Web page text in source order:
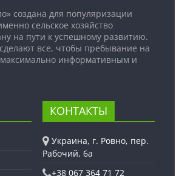
создана для популяризации
сельское хозяйство
на пути к успешному развитию.
все, чтобы пребывание на
информативным и
КОНТАКТЫ
Украина, г. Ровно, пер.
Рабочий, 6а
+38 067 364 71 72